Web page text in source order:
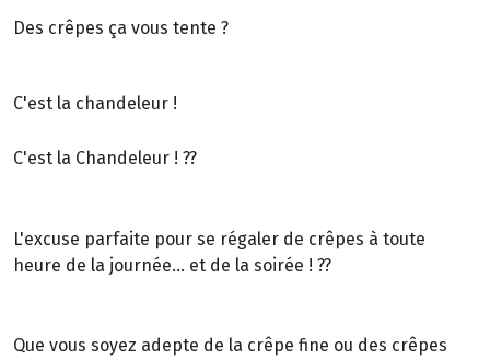
Des crêpes ça vous tente ?
C'est la chandeleur !
C'est la Chandeleur ! ??
L'excuse parfaite pour se régaler de crêpes à toute
heure de la journée… et de la soirée ! ??
Que vous soyez adepte de la crêpe fine ou des crêpes